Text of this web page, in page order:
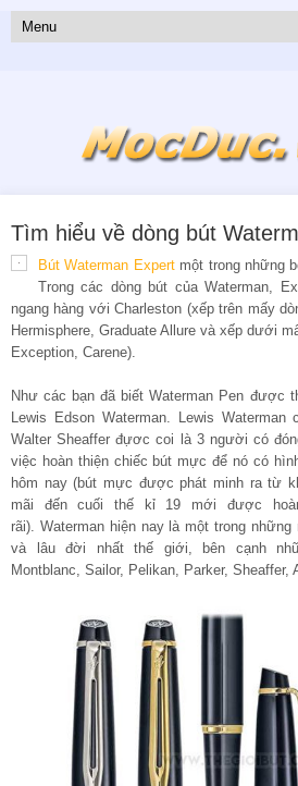
Tìm hiểu về dòng bút
Bút Waterman Expertmột trong những
Trong các dòng bút của Waterman,
ngang hàng với Charleston (xếp trên mấy
Hermisphere, Graduate Allure và xếp dưới
Exception, Carene).
Như các bạn đã biết Waterman Pen được
Lewis Edson Waterman. Lewis
Walter Sheaffer đựơc coi là 3 người có
việc hoàn thiện chiếc bút mực để nó có
hôm nay (bút mực được phát minh ra từ
mãi đến cuối thế kỉ 19 mới được
rãi). Waterman hiện nay là một trong
và lâu đời nhất thế giới, bên cạnh
Montblanc, Sailor, Pelikan, Parker, Sheaffer,